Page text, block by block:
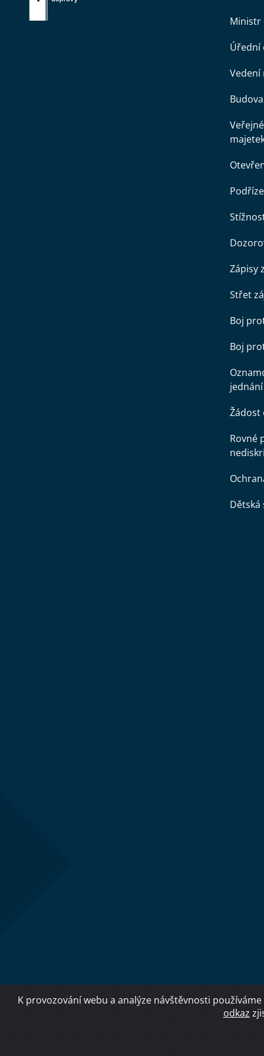
Ministr
Úřední
Zápisy
Střet
Boj
Boj
jednání
Žádost
Rovné
Dětská
K provozování webu a analýze návštěvnosti
odkaz